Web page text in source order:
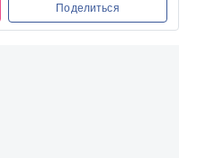
Поделиться